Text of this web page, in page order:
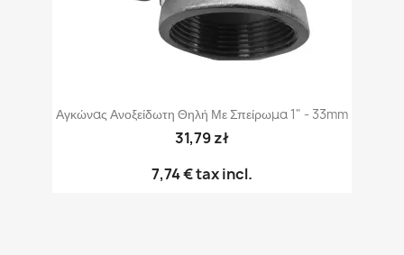
Αγκώνας Ανοξείδωτη Θηλή Με Σπείρωμα 1" - 33mm
31,79 zł
7,74 €tax incl.